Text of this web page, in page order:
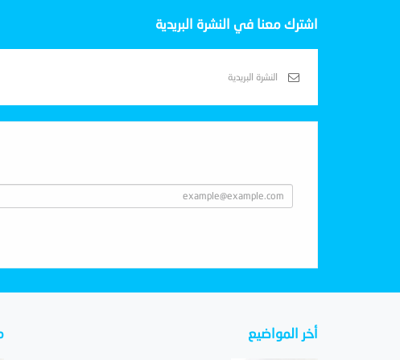
اشترك معنا في النشرة البريدية
أخر المواضيع